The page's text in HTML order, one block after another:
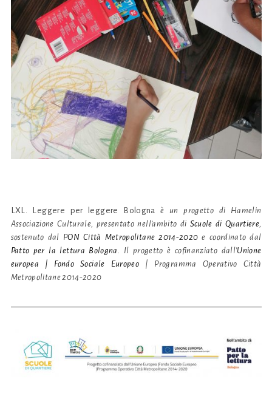
LXL. Leggere per leggere Bolognaè un progetto di Hamelin
Associazione Culturale, presentato nell’ambito di Scuole di Quartiere,
sostenuto dal PON Città Metropolitane 2014-2020 e coordinato dal
Patto per la lettura Bologna. Il progetto è cofinanziato dall’Unione
europea | Fondo Sociale Europeo | Programma Operativo Città
Metropolitane 2014-2020